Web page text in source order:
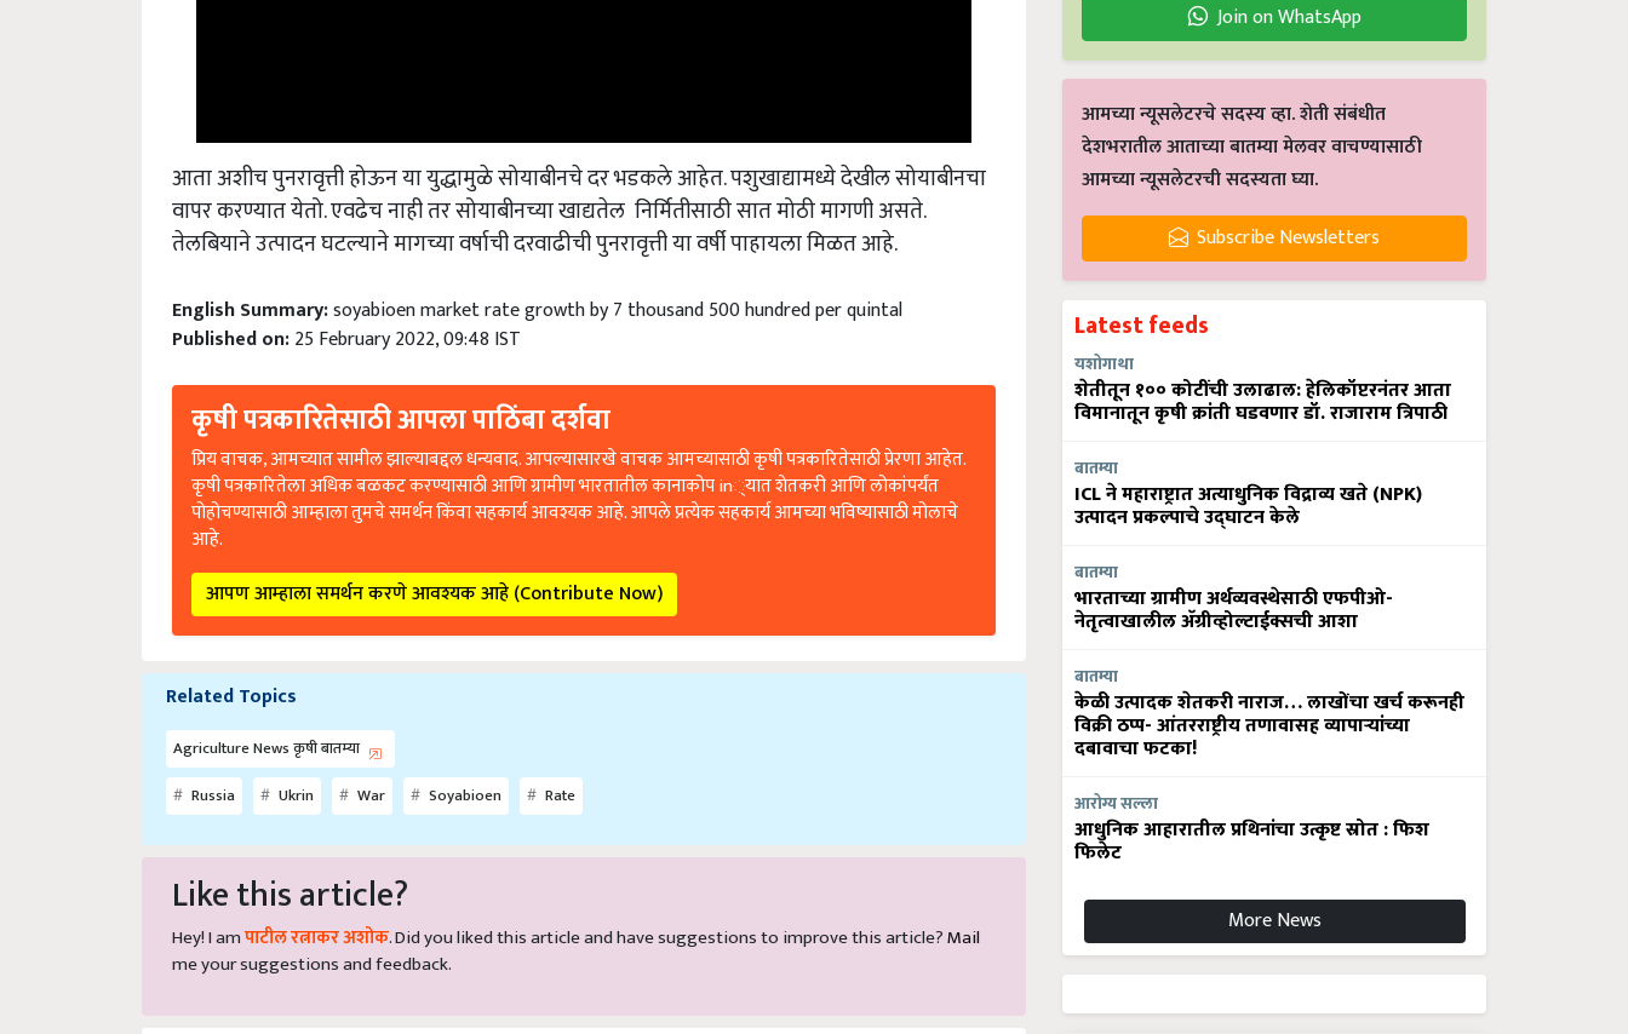
आता अशीच पुनरावृत्ती होऊन या युद्धामुळे सोयाबीनचे दर भडकले आहेत. पशुखाद्यामध्ये देखील सोयाबीनचा
वापर करण्यात येतो. एवढेच नाही तर सोयाबीनच्या खाद्यतेल निर्मितीसाठी सात मोठी मागणी असते.
तेलबियाने उत्पादन घटल्याने मागच्या वर्षाची दरवाढीची पुनरावृत्ती या वर्षी पाहायला मिळत आहे.
English Summary: soyabioen market rate growth by 7 thousand 500 hundred per quintal
Published on: 25 February 2022, 09:48 IST
कृषी पत्रकारितेसाठी आपला पाठिंबा दर्शवा
प्रिय वाचक, आमच्यात सामील झाल्याबद्दल धन्यवाद. आपल्यासारखे वाचक आमच्यासाठी कृषी पत्रकारितेसाठी प्रेरणा आहेत.
कृषी पत्रकारितेला अधिक बळकट करण्यासाठी आणि ग्रामीण भारतातील कानाकोप in्यात शेतकरी आणि लोकांपर्यंत
पोहोचण्यासाठी आम्हाला तुमचे समर्थन किंवा सहकार्य आवश्यक आहे. आपले प्रत्येक सहकार्य आमच्या भविष्यासाठी मोलाचे
आहे.
आपण आम्हाला समर्थन करणे आवश्यक आहे (Contribute Now)
Related Topics
Agriculture News कृषी बातम्या
Russia
Ukrin War Soyabioen Rate
Like this article?
Hey! I am पाटील रत्नाकर अशोक . Did you liked this article and have suggestions to improve this article? Mail
me your suggestions and feedback.
Join on WhatsApp
आमच्या न्यूसलेटरचे सदस्य व्हा. शेती संबंधीत
देशभरातील आताच्या बातम्या मेलवर वाचण्यासाठी
आमच्या न्यूसलेटरची सदस्यता घ्या.
Subscribe Newsletters
Latest feeds
यशोगाथा
शेतीतून १०० कोटींची उलाढाल: हेलिकॉप्टरनंतर आता
विमानातून कृषी क्रांती घडवणार डॉ. राजाराम त्रिपाठी
बातम्या
ICL ने महाराष्ट्रात अत्याधुनिक विद्राव्य खते (NPK)
उत्पादन प्रकल्पाचे उद्घाटन केले
बातम्या
भारताच्या ग्रामीण अर्थव्यवस्थेसाठी एफपीओ-
नेतृत्वाखालील अ‍ॅग्रीव्होल्टाईक्सची आशा
बातम्या
केळी उत्पादक शेतकरी नाराज… लाखोंचा खर्च करूनही
विक्री ठप्प- आंतरराष्ट्रीय तणावासह व्यापाऱ्यांच्या
दबावाचा फटका!
आरोग्य सल्ला
आधुनिक आहारातील प्रथिनांचा उत्कृष्ट स्रोत : फिश
फिलेट
More News